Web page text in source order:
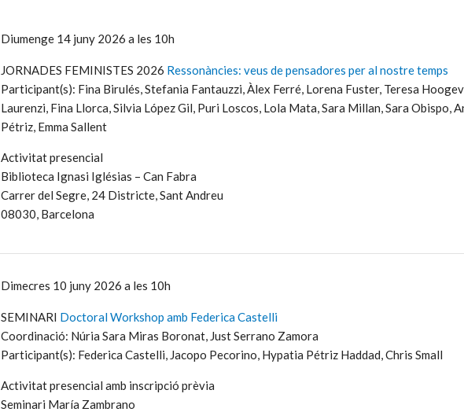
Diumenge 14 juny 2026 a les 10h
JORNADES FEMINISTES 2026 Ressonàncies: veus de pensadores per al nostre temps
Participant(s): Fina Birulés, Stefania Fantauzzi, Àlex Ferré, Lorena Fuster, Teresa
Laurenzi, Fina Llorca, Silvia López Gil, Puri Loscos, Lola Mata, Sara Millan, Sara Obispo,
Pétriz, Emma Sallent
Activitat presencial
Biblioteca Ignasi Iglésias – Can Fabra
Carrer del Segre, 24 Districte, Sant Andreu
08030, Barcelona
Dimecres 10 juny 2026 a les 10h
SEMINARI Doctoral Workshop amb Federica Castelli
Coordinació: Núria Sara Miras Boronat, Just Serrano Zamora
Participant(s): Federica Castelli, Jacopo Pecorino, Hypatia Pétriz Haddad, Chris Small
Activitat presencial amb inscripció prèvia
Seminari María Zambrano